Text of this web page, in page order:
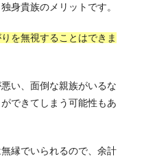
身貴族のメリットです。
を無視することはできま
い、面倒な親族がいるな
できてしまう可能性もあ
縁でいられるので、余計